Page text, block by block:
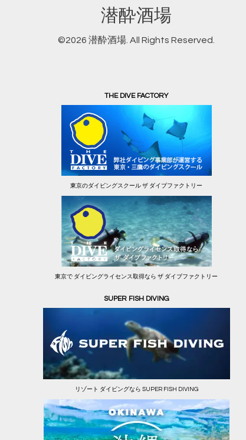
潜酔酒場
©2026 潜酔酒場 . All Rights Reserved.
THE DIVE FACTORY
東京のダイビングスクール ザ ダイブファクトリー
東京で ダイビングライセンス取得なら ザ ダイブファクトリー
SUPER FISH DIVING
リゾート ダイビングなら SUPER FISH DIVING